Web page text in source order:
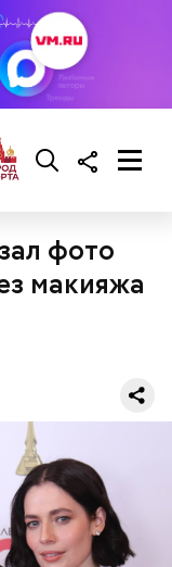
фото
макияжа
количество
состояния, —